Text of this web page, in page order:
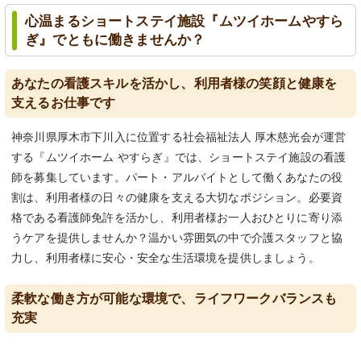
心温まるショートステイ施設『ムツイホームやすら
ぎ』でともに働きませんか？
あなたの看護スキルを活かし、利用者様の笑顔と健康を
支えるお仕事です
神奈川県厚木市下川入に位置する社会福祉法人 厚木慈光会が運営
する『ムツイホーム やすらぎ』では、ショートステイ施設の看護
師を募集しています。パート・アルバイトとして働くあなたの役
割は、利用者様の日々の健康を支える大切なポジション。必要資
格である看護師免許を活かし、利用者様お一人おひとりに寄り添
うケアを提供しませんか？温かい雰囲気の中で介護スタッフと協
力し、利用者様に安心・安全な生活環境を提供しましょう。
柔軟な働き方が可能な環境で、ライフワークバランスも
充実